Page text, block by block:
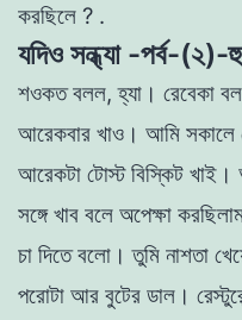
করছিলে ? .
যদিও সন্ধ্যা -পর্ব-(২)-
শওকতবলল,হ্যা । রেবেকা
আরেকবার খাও । আমি সকালে
আরেকটা টোস্টবিস্কিট খাই ।
সঙ্গেখাব বলে অপেক্ষা
চা দিতেবলাে ।তুমি নাশতা
পরােটা আর বুটের ডাল ।